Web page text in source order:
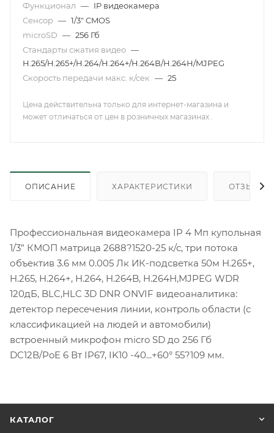
Функционал — IP видеокамера
Сенсор — 1/3" CMOS
microSD — 256 Гб
Стандарты сжатия видео —
H.265/H.265+/H.264/H.264+/H.264В/H.264Н/MJPEG
Скорость передачи макс. к/сек — 25
Цена действительна только для интернет-магазина и
может отличаться от цен в розничных магазинах .
ОПИСАНИЕ ХАРАКТЕРИСТИКИ ОТЗЫВЫ
Профессиональная видеокамера IP 4 Мп купольная
1/3” КМОП матрица 2688?1520-25 к/с, три потока
объектив 3.6 мм 0.005 Лк ИК-подсветка 50м H.265+,
H.265, H.264+, H.264, H.264B, H.264H,MJPEG WDR
120дБ, BLC,HLC 3D DNR ONVIF видеоаналитика:
детектор пересечения линии, контроль области (с
классификацией на людей и автомобили)
встроенный микрофон micro SD до 256 Гб
DC12В/PoE 6 Вт IP67, IK10 -40...+60° 55?109 мм.
КАТАЛОГ